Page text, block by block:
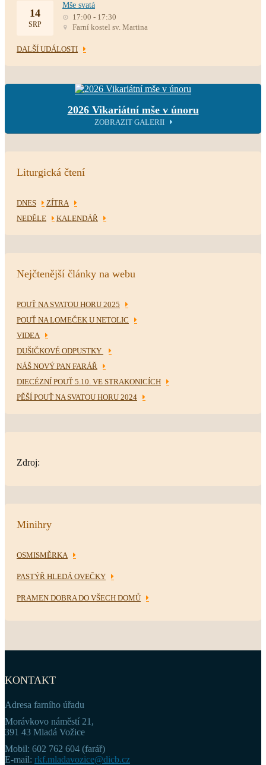
14
SRP
Mše svatá
17:00 - 17:30
Farní kostel sv. Martina
DALŠÍ UDÁLOSTI
2026 Vikariátní mše v únoru
ZOBRAZIT GALERII
Liturgická čtení
DNES
ZÍTRA
NEDĚLE
KALENDÁŘ
Nejčtenější články na webu
POUŤ NA SVATOU HORU 2025
POUŤ NA LOMEČEK U NETOLIC
VIDEA
DUŠIČKOVÉ ODPUSTKY
NÁŠ NOVÝ PAN FARÁŘ
DIECÉZNÍ POUŤ 5.10. VE STRAKONICÍCH
PĚŠÍ POUŤ NA SVATOU HORU 2024
Zdroj:
Minihry
OSMISMĚRKA
PASTÝŘ HLEDÁ OVEČKY
PRAMEN DOBRA DO VŠECH DOMŮ
KONTAKT
Adresa farního úřadu
Morávkovo náměstí 21,
391 43 Mladá Vožice
Mobil: 602 762 604 (farář)
E-mail: rkf.mladavozice@dicb.cz